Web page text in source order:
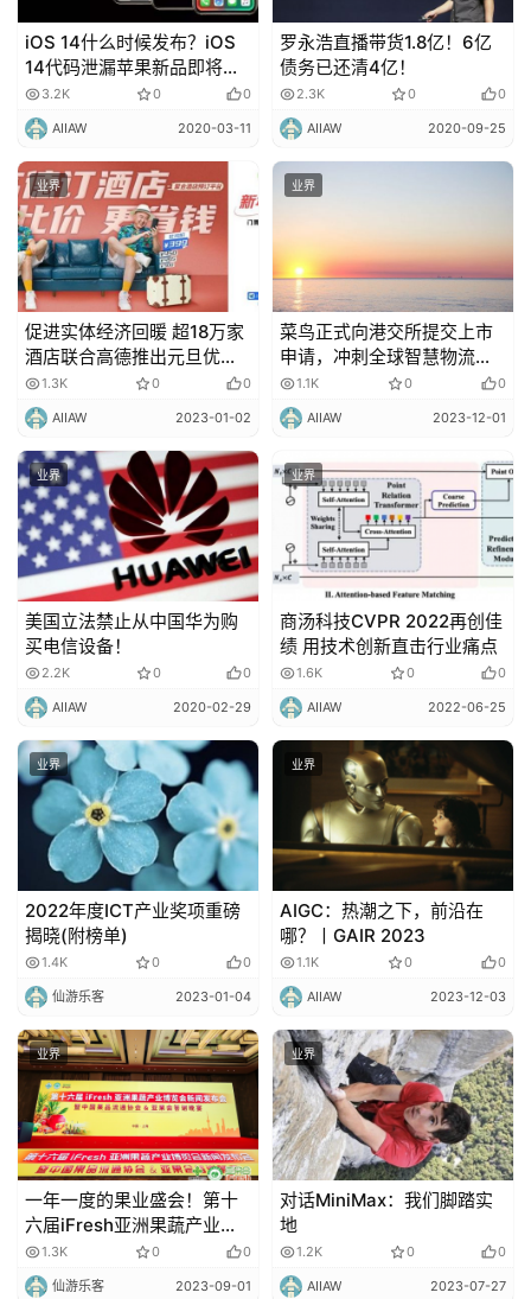
iOS 14什么时候发布？iOS
14代码泄漏苹果新品即将到
来！
3.2K 0 0
AIIAW 2020-03-11
罗永浩直播带货1.8亿！6亿
债务已还清4亿！
2.3K 0 0
AIIAW 2020-09-25
业界
促进实体经济回暖 超18万家
酒店联合高德推出元旦优惠
活动
1.3K 0 0
AIIAW 2023-01-02
业界
菜鸟正式向港交所提交上市
申请，冲刺全球智慧物流第
一股
1.1K 0 0
AIIAW 2023-12-01
业界
美国立法禁止从中国华为购
买电信设备！
2.2K 0 0
AIIAW 2020-02-29
业界
商汤科技CVPR 2022再创佳
绩 用技术创新直击行业痛点
1.6K 0 0
AIIAW 2022-06-25
业界
2022年度ICT产业奖项重磅
揭晓(附榜单)
1.4K 0 0
仙游乐客 2023-01-04
业界
AIGC：热潮之下，前沿在
哪？丨GAIR 2023
1.1K 0 0
AIIAW 2023-12-03
业界
一年一度的果业盛会！第十
六届iFresh亚洲果蔬产业博
览会11月8日与您共聚上海
1.3K 0 0
仙游乐客 2023-09-01
业界
对话MiniMax：我们脚踏实
地
1.2K 0 0
AIIAW 2023-07-27